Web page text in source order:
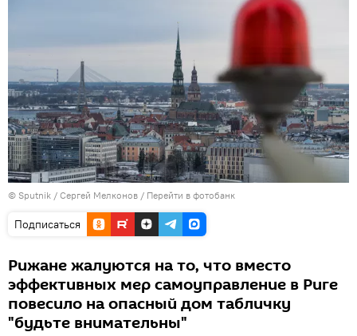
© Sputnik / Сергей Мелконов / Перейти в фотобанк
Подписаться
Рижане жалуются на то, что вместо
эффективных мер самоуправление в Риге
повесило на опасный дом табличку
"будьте внимательны"